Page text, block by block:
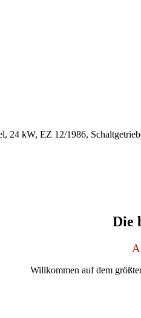
24 kW, EZ 12/1986,
Die
Willkommen auf dem